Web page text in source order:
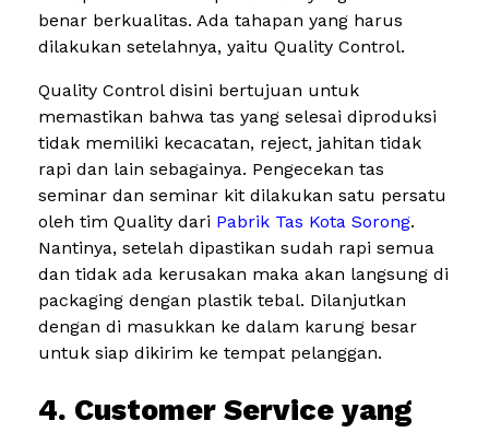
benar berkualitas. Ada tahapan yang harus
dilakukan setelahnya, yaitu Quality Control.
Quality Control disini bertujuan untuk
memastikan bahwa tas yang selesai diproduksi
tidak memiliki kecacatan, reject, jahitan tidak
rapi dan lain sebagainya. Pengecekan tas
seminar dan seminar kit dilakukan satu persatu
oleh tim Quality dari Pabrik Tas Kota Sorong.
Nantinya, setelah dipastikan sudah rapi semua
dan tidak ada kerusakan maka akan langsung di
packaging dengan plastik tebal. Dilanjutkan
dengan di masukkan ke dalam karung besar
untuk siap dikirim ke tempat pelanggan.
4. Customer Service yang